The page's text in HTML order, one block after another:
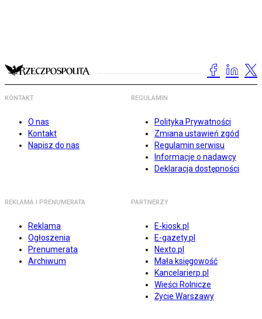
KONTAKT
O nas
Kontakt
Napisz do nas
REGULAMIN
Polityka Prywatności
Zmiana ustawień zgód
Regulamin serwisu
Informacje o nadawcy
Deklaracja dostępności
REKLAMA I PRENUMERATA
Reklama
Ogłoszenia
Prenumerata
Archiwum
PARTNERZY
E-kiosk.pl
E-gazety.pl
Nexto.pl
Mała księgowość
Kancelarierp.pl
Wieści Rolnicze
Życie Warszawy